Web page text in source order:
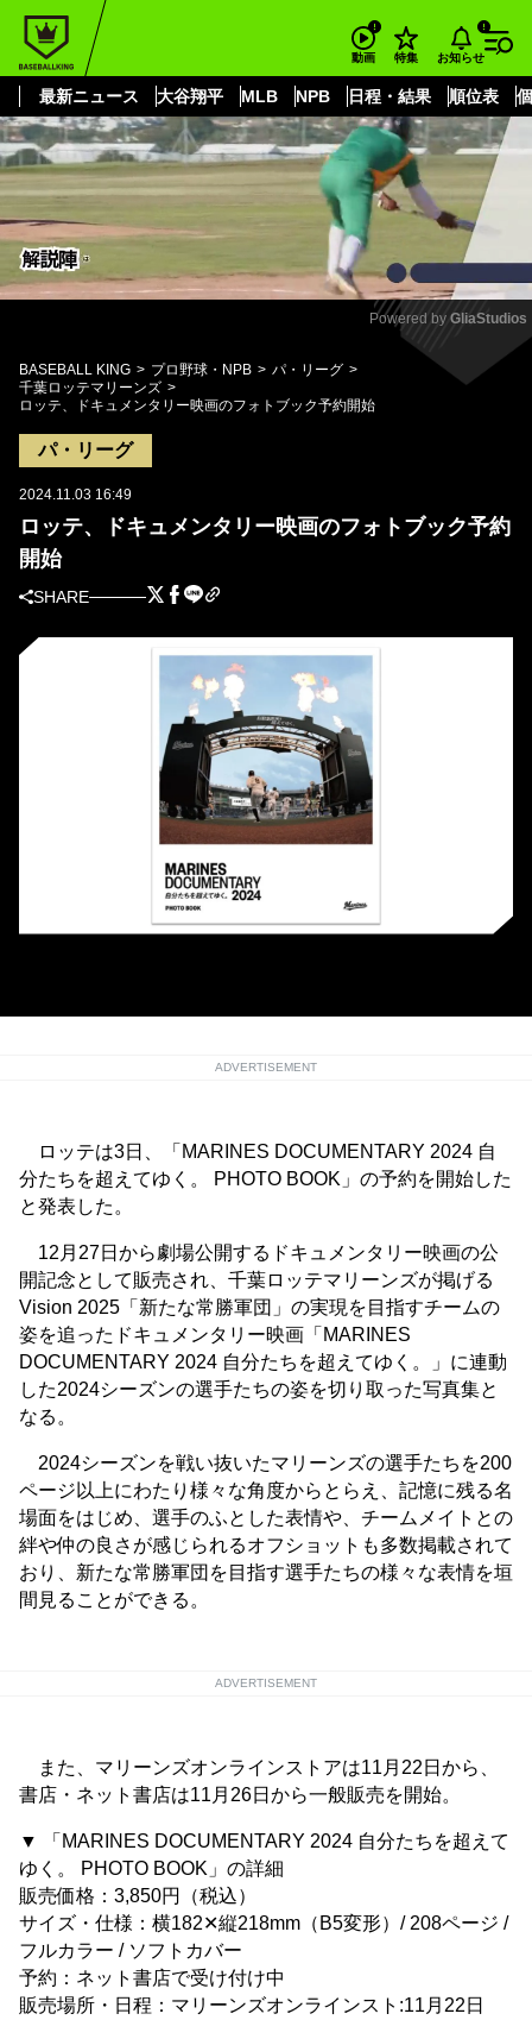
動画 特集 お知らせ
最新ニュース 大谷翔平 MLB NPB 日程・結果 順位表
もっと見る
Mute
Powered by GliaStudios
BASEBALL KING プロ野球・NPB
パ・リーグ
千葉ロッテマリーンズ
ロッテ、ドキュメンタリー映画のフォトブック予約開始
パ・リーグ
2024.11.03 16:49
ロッテ、ドキュメンタリー映画のフォトブック予約
開始
SHARE
ADVERTISEMENT
ロッテは3日、「MARINES DOCUMENTARY 2024 自
分たちを超えてゆく。 PHOTO BOOK」の予約を開始した
と発表した。
12月27日から劇場公開するドキュメンタリー映画の公
開記念として販売され、千葉ロッテマリーンズが掲げる
Vision 2025「新たな常勝軍団」の実現を目指すチームの
姿を追ったドキュメンタリー映画「MARINES
DOCUMENTARY 2024 自分たちを超えてゆく。」に連動
した2024シーズンの選手たちの姿を切り取った写真集と
なる。
2024シーズンを戦い抜いたマリーンズの選手たちを200
ページ以上にわたり様々な角度からとらえ、記憶に残る名
場面をはじめ、選手のふとした表情や、チームメイトとの
絆や仲の良さが感じられるオフショットも多数掲載されて
おり、新たな常勝軍団を目指す選手たちの様々な表情を垣
間見ることができる。
ADVERTISEMENT
また、マリーンズオンラインストアは11月22日から、
書店・ネット書店は11月26日から一般販売を開始。
▼ 「MARINES DOCUMENTARY 2024 自分たちを超えて
ゆく。 PHOTO BOOK」の詳細
販売価格：3,850円（税込）
サイズ・仕様：横182✕縦218mm（B5変形）/ 208ページ /
フルカラー / ソフトカバー
予約：ネット書店で受け付け中
販売場所・日程：マリーンズオンラインスト:11月22日